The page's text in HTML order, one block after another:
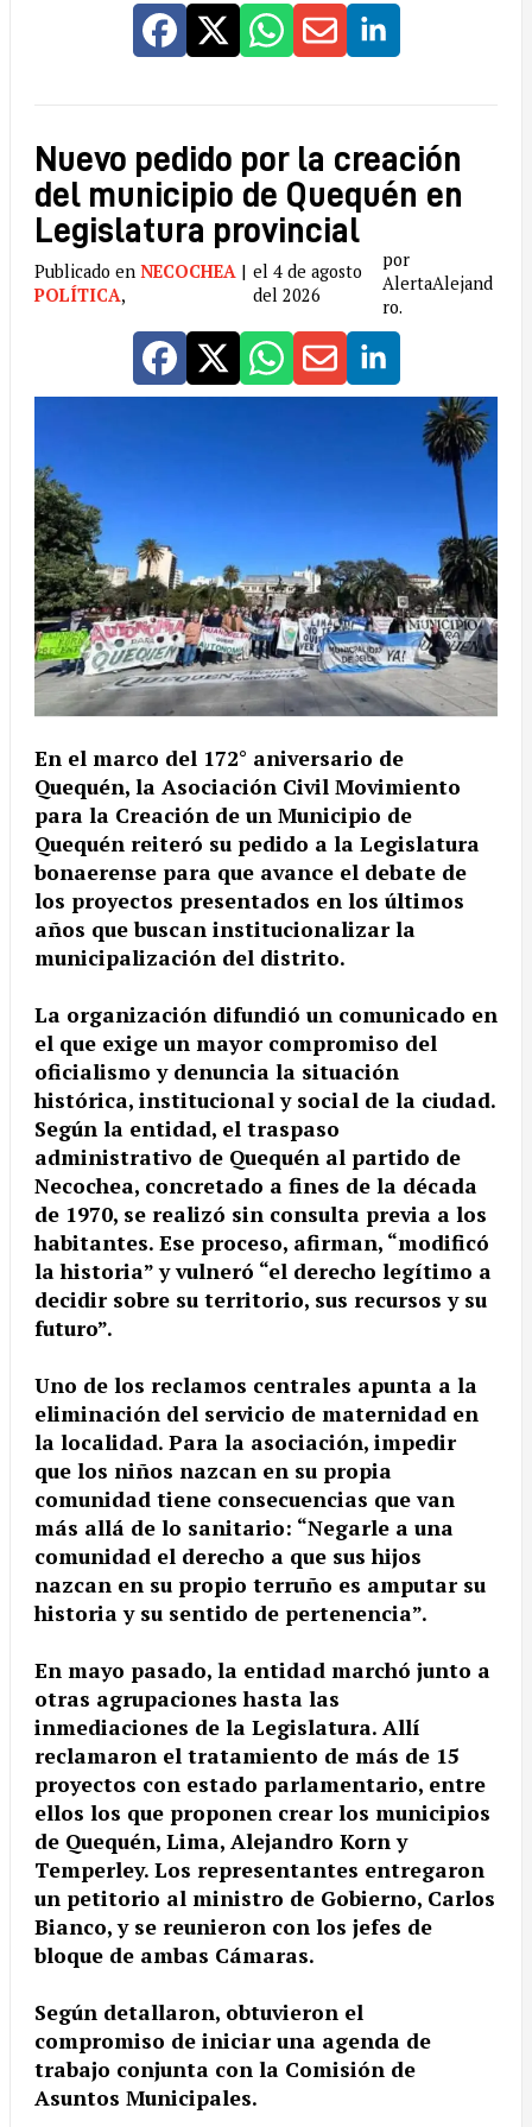
Nuevo pedido por la creación
del municipio de Quequén en
Legislatura provincial
Publicado en NECOCHEA |
POLÍTICA,
el 4 de agosto
del 2026
por
AlertaAlejand
ro.
En el marco del 172° aniversario de
Quequén, la Asociación Civil Movimiento
para la Creación de un Municipio de
Quequén reiteró su pedido a la Legislatura
bonaerense para que avance el debate de
los proyectos presentados en los últimos
años que buscan institucionalizar la
municipalización del distrito.
La organización difundió un comunicado en
el que exige un mayor compromiso del
oficialismo y denuncia la situación
histórica, institucional y social de la ciudad.
Según la entidad, el traspaso
administrativo de Quequén al partido de
Necochea, concretado a fines de la década
de 1970, se realizó sin consulta previa a los
habitantes. Ese proceso, afirman, “modificó
la historia” y vulneró “el derecho legítimo a
decidir sobre su territorio, sus recursos y su
futuro”.
Uno de los reclamos centrales apunta a la
eliminación del servicio de maternidad en
la localidad. Para la asociación, impedir
que los niños nazcan en su propia
comunidad tiene consecuencias que van
más allá de lo sanitario: “Negarle a una
comunidad el derecho a que sus hijos
nazcan en su propio terruño es amputar su
historia y su sentido de pertenencia”.
En mayo pasado, la entidad marchó junto a
otras agrupaciones hasta las
inmediaciones de la Legislatura. Allí
reclamaron el tratamiento de más de 15
proyectos con estado parlamentario, entre
ellos los que proponen crear los municipios
de Quequén, Lima, Alejandro Korn y
Temperley. Los representantes entregaron
un petitorio al ministro de Gobierno, Carlos
Bianco, y se reunieron con los jefes de
bloque de ambas Cámaras.
Según detallaron, obtuvieron el
compromiso de iniciar una agenda de
trabajo conjunta con la Comisión de
Asuntos Municipales.